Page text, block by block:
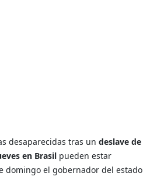
desaparecidas tras un deslave de
en Brasil pueden estar
domingo el gobernador del estado